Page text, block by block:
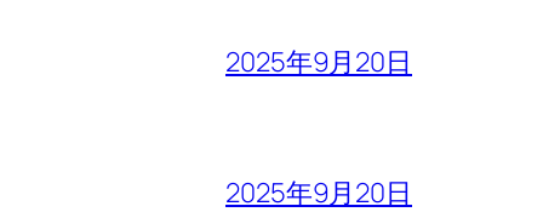
2025年9月20日
2025年9月20日